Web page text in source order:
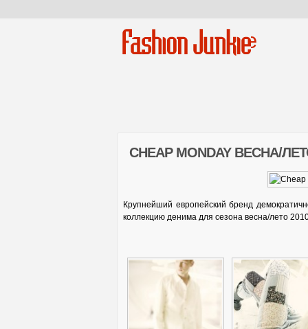
Fashion Junkie
CHEAP MONDAY ВЕСНА/
Крупнейший европейский бренд
коллекцию денима для сезона весна/лето